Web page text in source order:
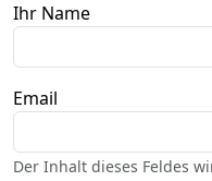
Ihr Name
Email
Der Inhalt dieses Feldes